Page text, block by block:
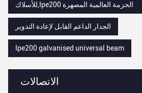
الاتصالات
للأسلاك,Ipe200 الحزمة العالمية المصهرة
الجدار الداعم القابل لإعادة التدوير
Ipe200 galvanised universal beam